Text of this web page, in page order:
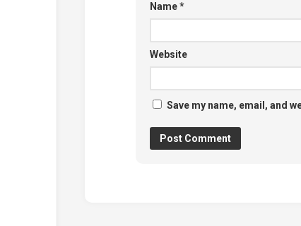
Name*
Website
Save my name, email, and